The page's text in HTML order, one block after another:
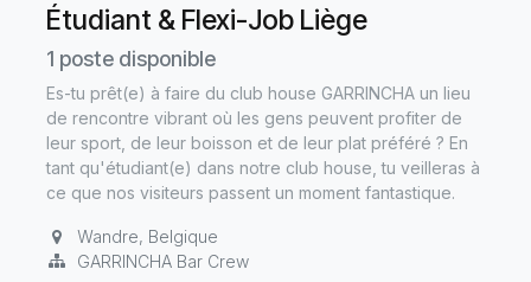
Étudiant & Flexi-Job Liège
1 poste disponible
Es-tu prêt(e) à faire du club house GARRINCHA un lieu
de rencontre vibrant où les gens peuvent profiter de
leur sport, de leur boisson et de leur plat préféré ? En
tant qu'étudiant(e) dans notre club house, tu veilleras à
ce que nos visiteurs passent un moment fantastique.
Wandre, Belgique
GARRINCHA Bar Crew